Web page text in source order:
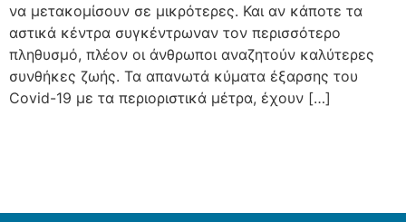
να μετακομίσουν σε μικρότερες. Και αν κάποτε τα
αστικά κέντρα συγκέντρωναν τον περισσότερο
πληθυσμό, πλέον οι άνθρωποι αναζητούν καλύτερες
συνθήκες ζωής. Τα απανωτά κύματα έξαρσης του
Covid-19 με τα περιοριστικά μέτρα, έχουν […]